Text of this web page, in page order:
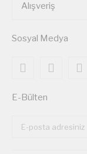
Alışveriş
Sosyal Medya
E-Bülten